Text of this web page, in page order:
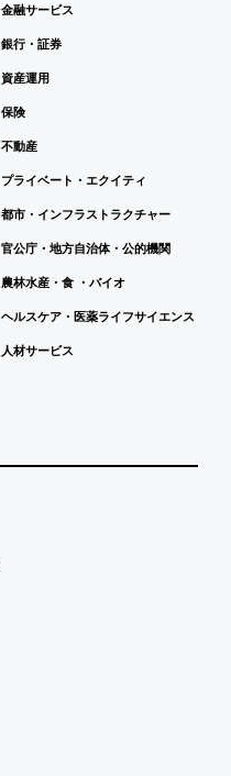
金融サービス
銀行・証券
資産運用
保険
不動産
プライベート・エクイティ
都市・インフラストラクチャー
官公庁・地方自治体・公的機関
農林水産・食 ・バイオ
ヘルスケア・医薬ライフサイエンス
人材サービス